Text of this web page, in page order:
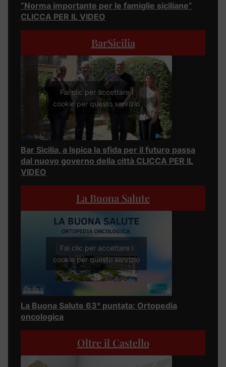
“Norma importante per le famiglie siciliane”
CLICCA PER IL VIDEO
BarSicilia
Fai clic per accettare i
cookie per questo servizio
Bar Sicilia, a Ispica la sfida per il futuro passa
dal nuovo governo della città CLICCA PER IL
VIDEO
La Buona Salute
Fai clic per accettare i
cookie per questo servizio
La Buona Salute 63° puntata: Ortopedia
oncologica
Oltre il Castello